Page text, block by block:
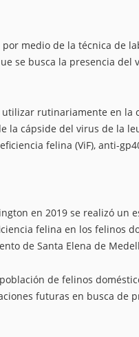
medio de la técnica de
se busca la presencia
rutinariamente en la
la cápside del virus de la
felina (ViF), anti-
en 2019 se realizó un
felina en los felinos
de Santa Elena de
de felinos
futuras en busca de